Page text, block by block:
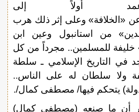
أولاً إلى
«الخلافة» وعلى إثر ذلك هرب
من استانبول وعين ابن
خليفة للمسلمين.. مجرداً من كل
في التاريخ الإسلامي ـ سلطة
ولا سلطان له على الناس..
يتحكم فيها/ مصطفى كمال/.
أن ما صنعه (مصطفى كمال)